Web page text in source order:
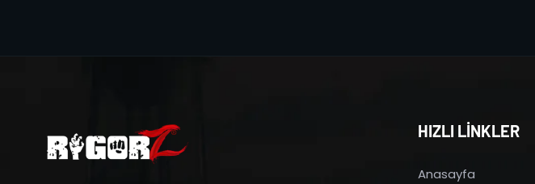
HIZLI LİNKLER
Anasayfa